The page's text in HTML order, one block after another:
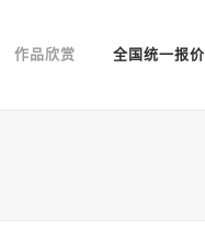
作品欣赏 全国统一报价